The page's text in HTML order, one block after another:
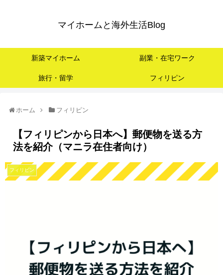
マイホームと海外生活Blog
新築マイホーム 副業・在宅ワーク
旅行・留学 フィリピン
ホーム フィリピン
【フィリピンから日本へ】郵便物を送る方
法を紹介（マニラ在住者向け）
フィリピン